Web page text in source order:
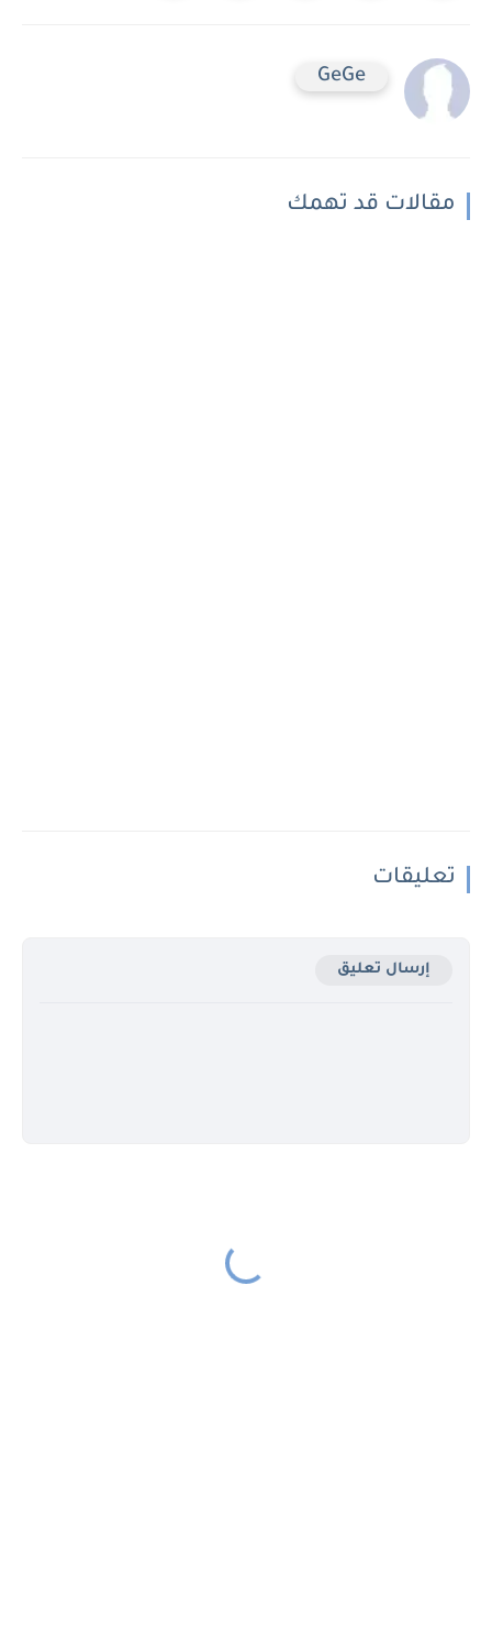
GeGe
مقالات قد تهمك
تعليقات
إرسال تعليق